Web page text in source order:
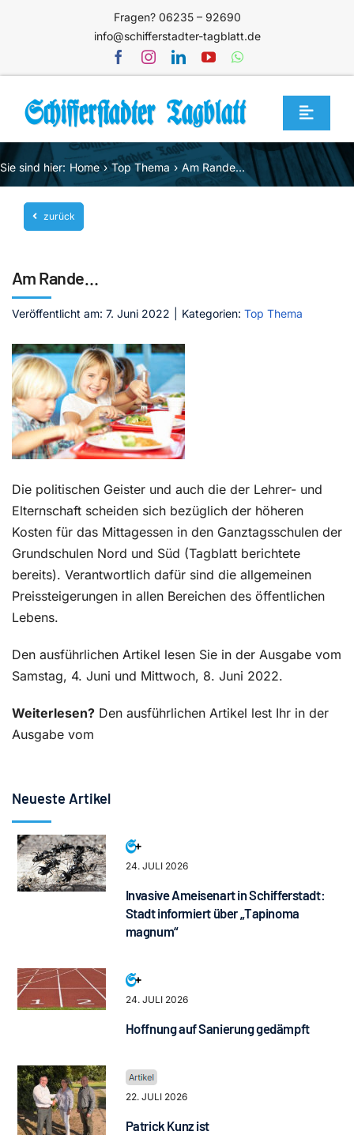
Fragen? 06235 – 92690
info@schifferstadter-tagblatt.de
Toggle
Home
Themen
Blog
Service
Mediathek
Jetzt abonnieren
Kontakt
Sie sind hier: Home Top Thema Am Rande…
zurück
Am Rande…
Veröffentlicht am: 7. Juni 2022 Kategorien: Top Thema
Die politischen Geister und auch die der Lehrer- und
Elternschaft scheiden sich bezüglich der höheren
Kosten für das Mittagessen in den Ganztagsschulen der
Grundschulen Nord und Süd (Tagblatt berichtete
bereits). Verantwortlich dafür sind die allgemeinen
Preissteigerungen in allen Bereichen des öffentlichen
Lebens.
Den ausführlichen Artikel lesen Sie in der Ausgabe vom
Samstag, 4. Juni und Mittwoch, 8. Juni 2022.
Weiterlesen? Den ausführlichen Artikel lest Ihr in der
Ausgabe vom
Neueste Artikel
24. JULI 2026
Invasive Ameisenart in Schifferstadt:
Stadt informiert über „Tapinoma
magnum“
24. JULI 2026
Hoffnung auf Sanierung gedämpft
22. JULI 2026
Patrick Kunz ist